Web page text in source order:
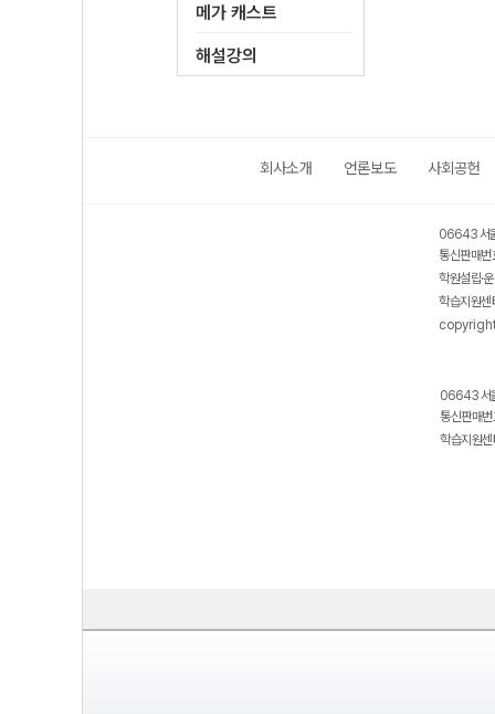
메가 캐스트
해설강의
회사소개 언론보도 사회공헌
06643 서
통신판매
학원설립·
학습지원
06643 서
통신판매
학습지원